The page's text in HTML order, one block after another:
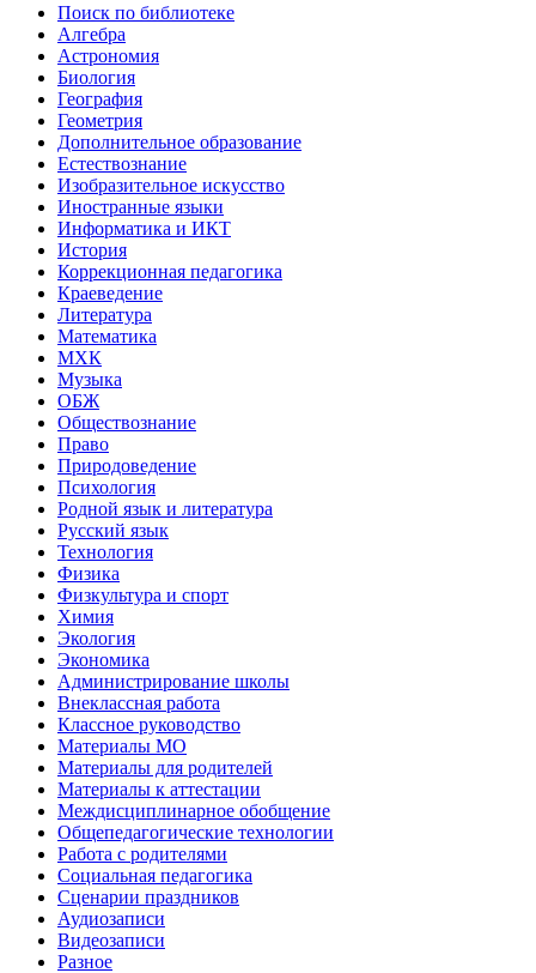
Поиск по библиотеке
Алгебра
Астрономия
Биология
География
Геометрия
Дополнительное образование
Естествознание
Изобразительное искусство
Иностранные языки
Информатика и ИКТ
История
Коррекционная педагогика
Краеведение
Литература
Математика
МХК
Музыка
ОБЖ
Обществознание
Право
Природоведение
Психология
Родной язык и литература
Русский язык
Технология
Физика
Физкультура и спорт
Химия
Экология
Экономика
Администрирование школы
Внеклассная работа
Классное руководство
Материалы МО
Материалы для родителей
Материалы к аттестации
Междисциплинарное обобщение
Общепедагогические технологии
Работа с родителями
Социальная педагогика
Сценарии праздников
Аудиозаписи
Видеозаписи
Разное